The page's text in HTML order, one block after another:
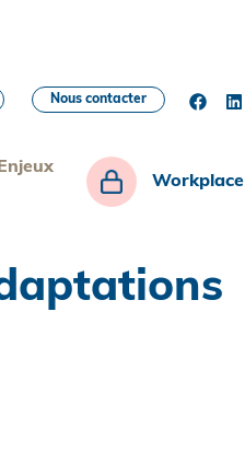
Enjeux
Workplace
Nous contacter